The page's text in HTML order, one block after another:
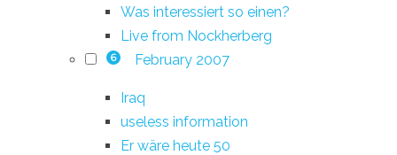
Was interessiert so einen?
Live from Nockherberg
6 February 2007
Iraq
useless information
Er wäre heute 50